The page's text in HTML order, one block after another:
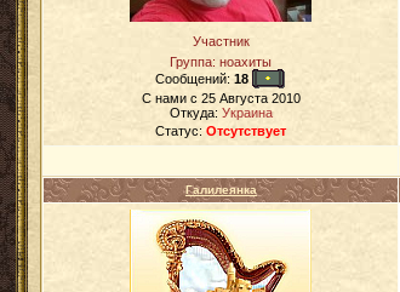
Участник
Группа: ноахиты
Сообщений:18
C нами с 25 Августа 2010
Откуда: Украина
Статус:Отсутствует
Галилеянка